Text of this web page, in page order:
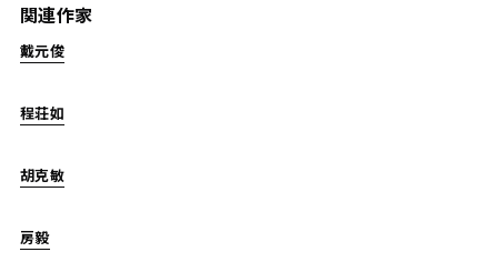
関連作家
戴元俊
程荘如
胡克敏
房毅